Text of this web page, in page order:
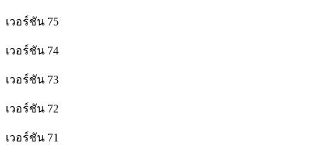
เวอร์ชัน 75
เวอร์ชัน 74
เวอร์ชัน 73
เวอร์ชัน 72
เวอร์ชัน 71